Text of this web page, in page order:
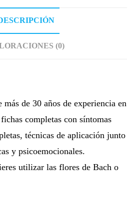
(0)
de 30 años de experiencia en
completas con síntomas
técnicas de aplicación junto
y psicoemocionales.
utilizar las flores de Bach o